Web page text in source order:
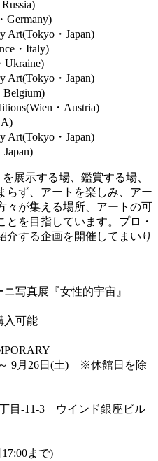
Germany)
Art(Tokyo・Japan)
・Italy)
Ukraine)
Art(Tokyo・Japan)
Belgium)
・Austria)
Art(Tokyo・Japan)
展示する場、鑑賞する場、
らず、アートを楽しみ、アー
々が集える場所、アートの可
を目指しています。プロ・
介する企画を開催してまいり
真展『女性的宇宙』
可能
9月26日(土) ※休館日を除
目-11-3 ウインド銀座ビル
まで)